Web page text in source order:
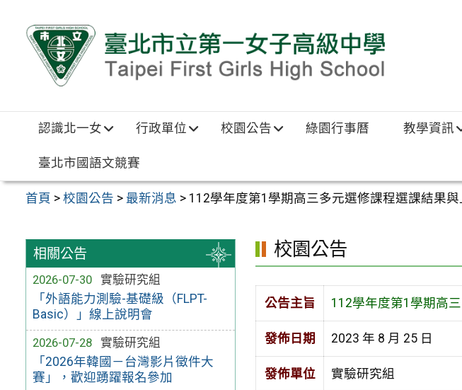
認識北一女 行政單位 校園公告 綠園行事曆 教學資訊
臺北市國語文競賽
首頁 >校園公告 > 最新消息 > 112學年度第1學期高三多元選修課程選課結果
相關公告
2026-07-30
實驗研究組
「外語能力測驗-基礎級（FLPT-
Basic）」線上說明會
2026-07-28
實驗研究組
「2026年韓國－台灣影片徵件大
賽」，歡迎踴躍報名參加
校園公告
公告主旨 112學年度第1學期高
發佈日期 2023 年 8 月 25 日
發佈單位 實驗研究組